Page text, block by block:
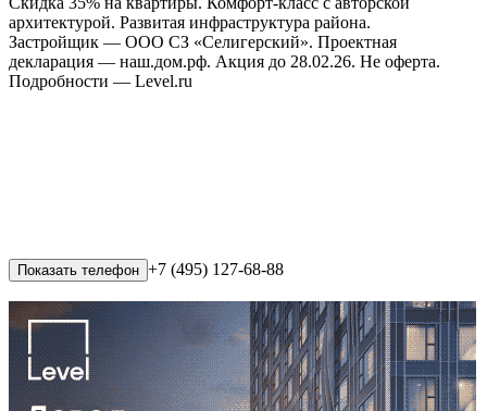
архитектурой. Развитая инфраструктура района.
Застройщик — ООО СЗ «Селигерский». Проектная
декларация — наш.дом.рф. Акция до 28.02.26. Не оферта.
Подробности — Level.ru
Показать телефон +7 (495) 127-68-88